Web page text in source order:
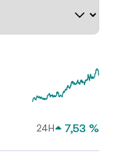
24H 7,53 %